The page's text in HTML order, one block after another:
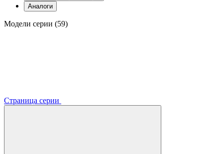
Аналоги
Модели серии (59)
Страница серии